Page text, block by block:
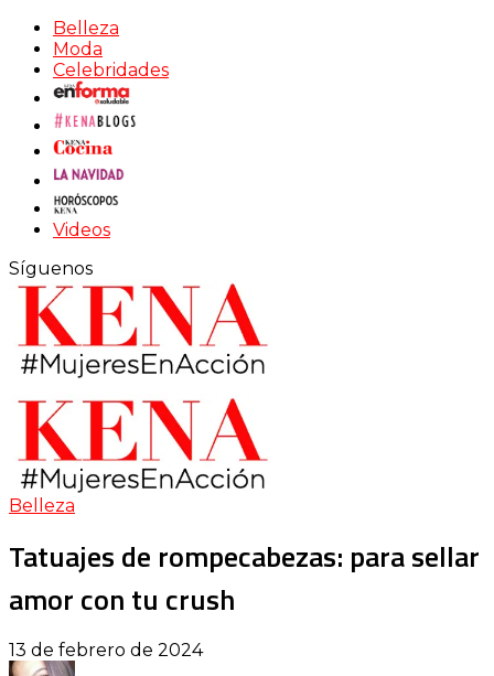
Belleza
Moda
Celebridades
Videos
Síguenos
Belleza
Tatuajes de rompecabezas: para sellar
amor con tu crush
13 de febrero de 2024